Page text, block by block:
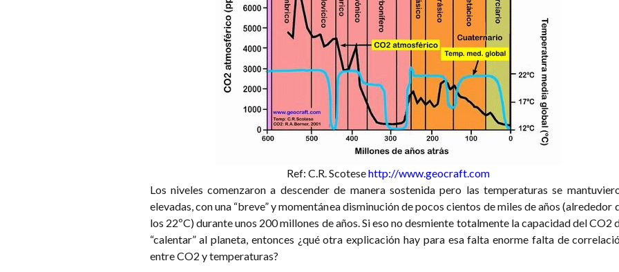
Ref: C.R. Scotesehttp://www.geocraft.com
Los niveles comenzaron a descender de manera sostenida pero las temperaturas se
elevadas, con una “breve” y momentánea disminución de pocos cientos de miles de años (alrededor
los 22ºC) durante unos 200 millones de años. Si eso no desmiente totalmente la capacidad del CO2
“calentar” al planeta, entonces ¿qué otra explicación hay para esa falta enorme falta de
entre CO2 y temperaturas?